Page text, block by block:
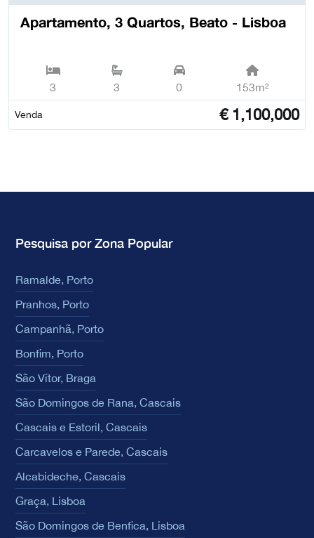
Apartamento, 3 Quartos, Beato - Lisboa
3 3 0 153m²
Venda € 1,100,000
Pesquisa por Zona Popular
Ramalde, Porto
Pranhos, Porto
Campanhã, Porto
Bonfim, Porto
São Vítor, Braga
São Domingos de Rana, Cascais
Cascais e Estoril, Cascais
Carcavelos e Parede, Cascais
Alcabideche, Cascais
Graça, Lisboa
São Domingos de Benfica, Lisboa